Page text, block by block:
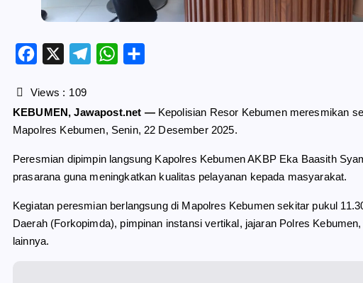
c
o
k
a
m
W
p
p
Views : 109
KEBUMEN, Jawapost.net —Kepolisian Resor Kebumen meresmikan
Mapolres Kebumen, Senin, 22 Desember 2025.
Peresmian dipimpin langsung Kapolres Kebumen AKBP Eka Baasith
prasarana guna meningkatkan kualitas pelayanan kepada masyarakat.
Kegiatan peresmian berlangsung di Mapolres Kebumen sekitar pukul
Daerah (Forkopimda), pimpinan instansi vertikal, jajaran Polres
lainnya.